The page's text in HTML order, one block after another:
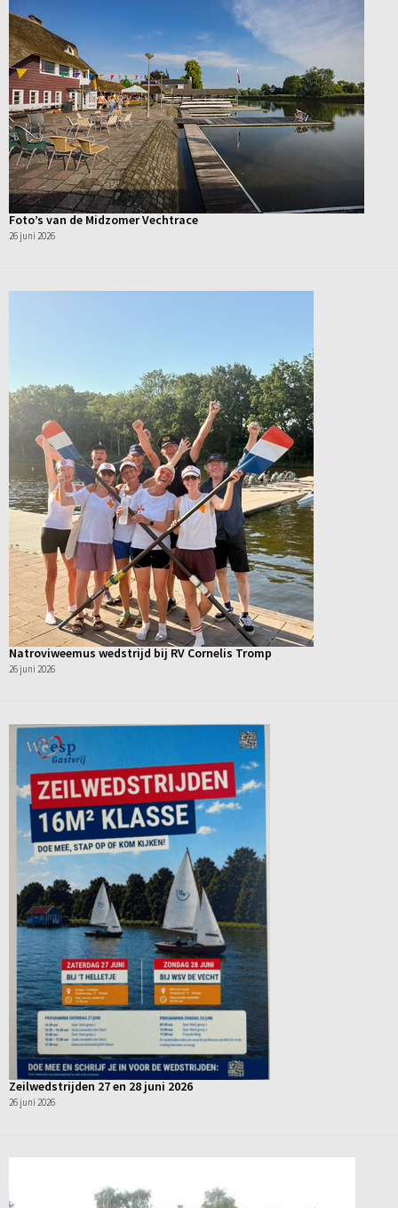
Foto’s van de Midzomer Vechtrace
26 juni 2026
Natroviweemus wedstrijd bij RV Cornelis Tromp
26 juni 2026
Zeilwedstrijden 27 en 28 juni 2026
26 juni 2026